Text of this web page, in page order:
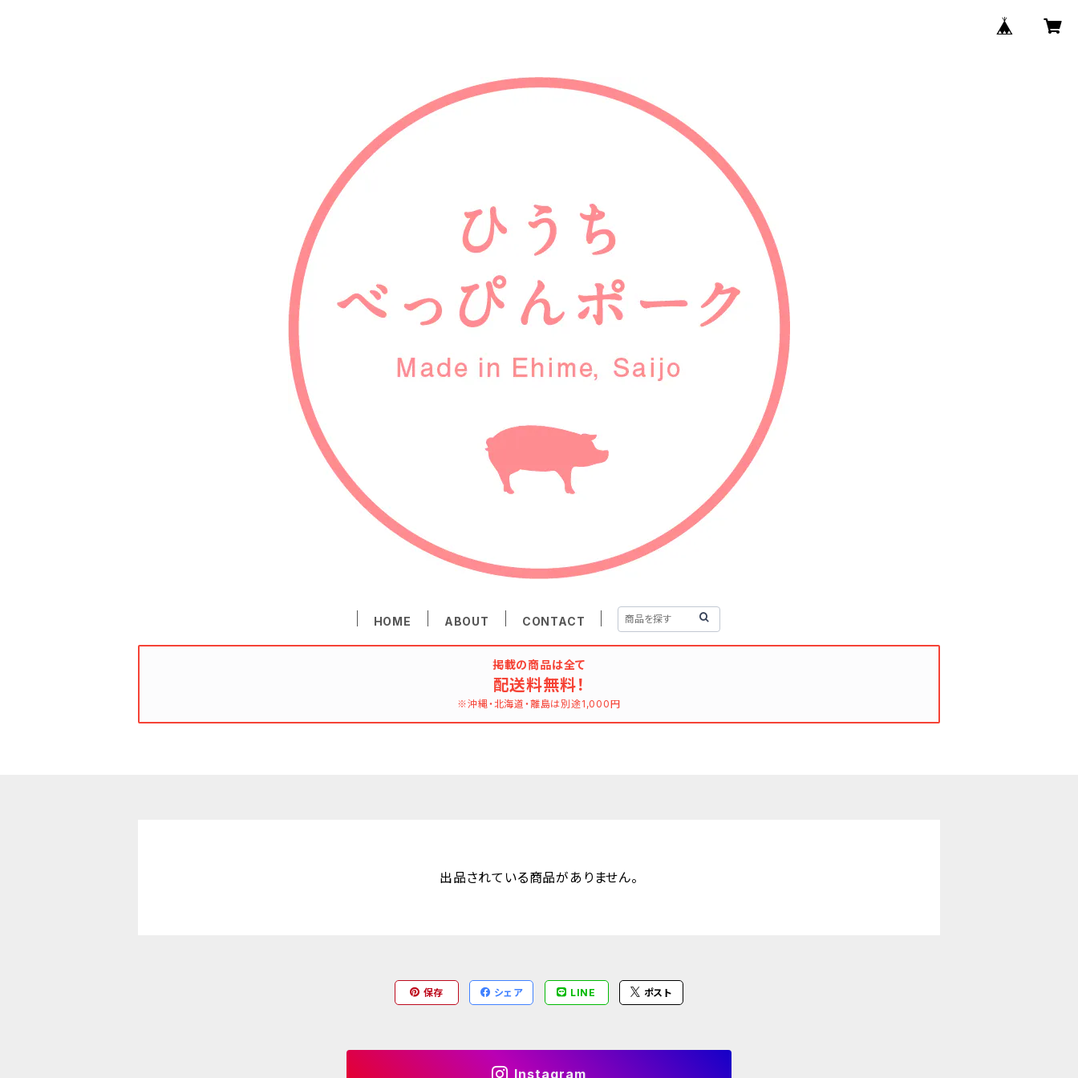
HOME ABOUT CONTACT
掲載の商品は全て
配送料無料！
※沖縄・北海道・離島は別途1,000円
出品されている商品がありません。
保存 シェア LINE ポスト
Instagram